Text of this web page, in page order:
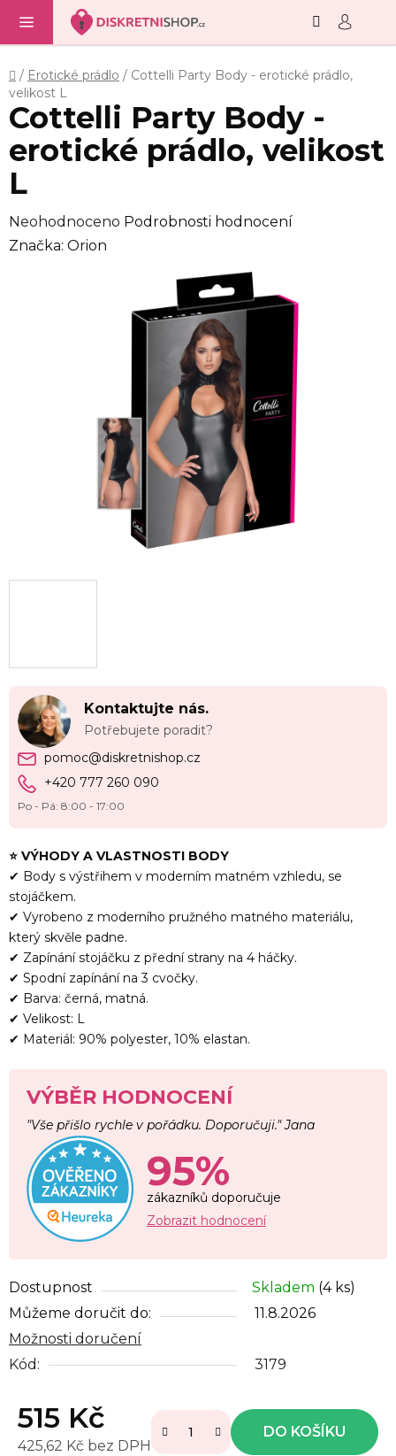
obsah
Domů
/ Erotické prádlo / Cottelli Party Body - erotické prádlo,
velikost L
⭐ VÝHODY A VLASTNOSTI BODY
✔ Body s výstřihem v moderním matném vzhledu, se
stojáčkem.
✔ Vyrobeno z moderního pružného matného materiálu,
který skvěle padne.
✔ Zapínání stojáčku z přední strany na 4 háčky.
✔ Spodní zapínání na 3 cvočky.
✔ Barva: černá, matná.
✔ Velikost: L
✔ Materiál: 90% polyester, 10% elastan.
VÝBĚR HODNOCENÍ
"Vše přišlo rychle v pořádku. Doporučuji." Jana
95%
zákazníků doporučuje
Zobrazit hodnocení
Dostupnost Skladem (4 ks)
Můžeme doručit do:
11.8.2026
Možnosti doručení
Kód:
3179
515 Kč
425,62 Kč bez DPH
DO KOŠÍKU
Cottelli Party Body -
erotické prádlo, velikost
L
Průměrné
hodnocení
Neohodnoceno Podrobnosti hodnocení
Značka: Orion
Kontaktujte nás.
Potřebujete poradit?
pomoc@diskretnishop.cz
+420 777 260 090
Po - Pá: 8:00 - 17:00